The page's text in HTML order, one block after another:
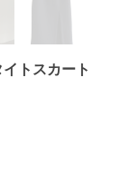
トスカート